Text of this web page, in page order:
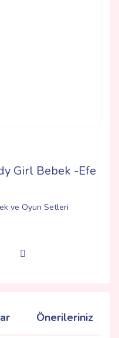
Girl Bebek -Efe
ve Oyun Setleri
Önerileriniz